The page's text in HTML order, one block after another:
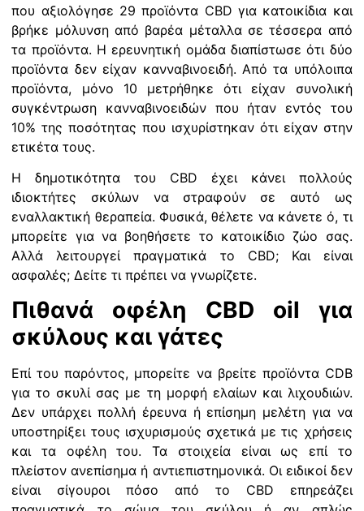
που αξιολόγησε 29 προϊόντα CBD για κατοικίδια και
βρήκε μόλυνση από βαρέα μέταλλα σε τέσσερα από
τα προϊόντα. Η ερευνητική ομάδα διαπίστωσε ότι δύο
προϊόντα δεν είχαν κανναβινοειδή. Από τα υπόλοιπα
προϊόντα, μόνο 10 μετρήθηκε ότι είχαν συνολική
συγκέντρωση κανναβινοειδών που ήταν εντός του
10% της ποσότητας που ισχυρίστηκαν ότι είχαν στην
ετικέτα τους.
Η δημοτικότητα του CBD έχει κάνει πολλούς
ιδιοκτήτες σκύλων να στραφούν σε αυτό ως
εναλλακτική θεραπεία. Φυσικά, θέλετε να κάνετε ό, τι
μπορείτε για να βοηθήσετε το κατοικίδιο ζώο σας.
Αλλά λειτουργεί πραγματικά το CBD; Και είναι
ασφαλές; Δείτε τι πρέπει να γνωρίζετε.
Πιθανά οφέλη CBD oil για
σκύλους και γάτες
Επί του παρόντος, μπορείτε να βρείτε προϊόντα CDB
για το σκυλί σας με τη μορφή ελαίων και λιχουδιών.
Δεν υπάρχει πολλή έρευνα ή επίσημη μελέτη για να
υποστηρίξει τους ισχυρισμούς σχετικά με τις χρήσεις
και τα οφέλη του. Τα στοιχεία είναι ως επί το
πλείστον ανεπίσημα ή αντιεπιστημονικά. Οι ειδικοί δεν
είναι σίγουροι πόσο από το CBD επηρεάζει